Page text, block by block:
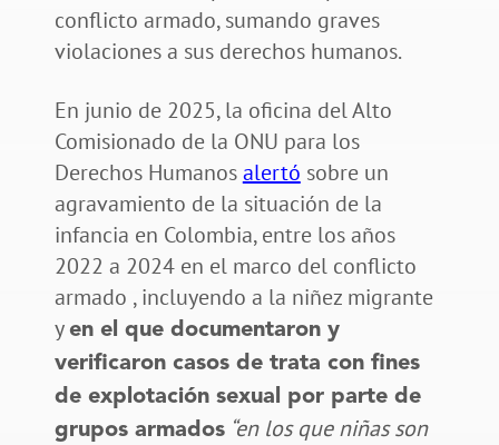
conflicto armado, sumando graves
violaciones a sus derechos humanos.
En junio de 2025, la oficina del Alto
Comisionado de la ONU para los
Derechos Humanosalertó sobre un
agravamiento de la situación de la
infancia en Colombia, entre los años
2022 a 2024 en el marco del conflicto
armado , incluyendo a la niñez migrante
y en el que documentaron y
verificaron casos de trata con fines
de explotación sexual por parte de
grupos armados“en los que niñas son